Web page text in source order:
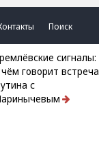
Поиск
говорит встреча
с